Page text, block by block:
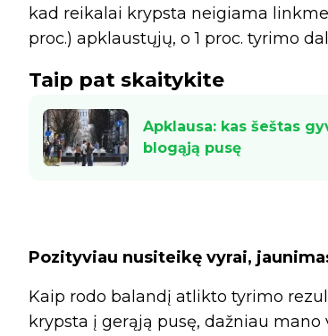
kad reikalai krypsta neigiama
proc.) apklaustųjų, o 1 proc. tyrimo
Taip pat skaitykite
Apklausa: kas šeštas
blogąją pusę
Pozityviau nusiteikę vyrai,
Kaip rodo balandį atlikto tyrimo
krypsta į gerąją pusę, dažniau